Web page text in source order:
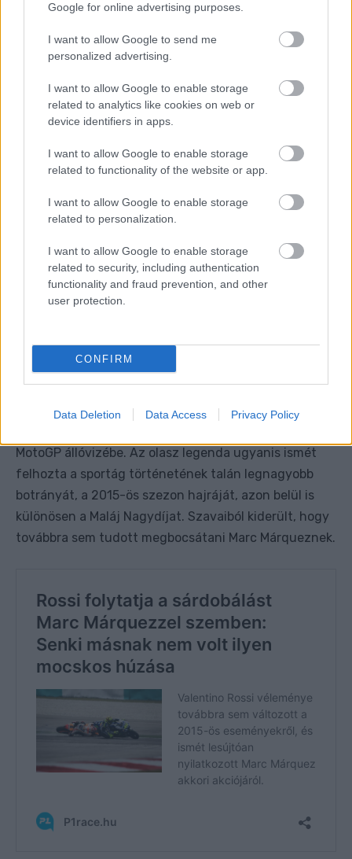
Google for online advertising purposes.
I want to allow Google to send me
personalized advertising.
I want to allow Google to enable storage
related to analytics like cookies on web or
device identifiers in apps.
I want to allow Google to enable storage
related to functionality of the website or app.
I want to allow Google to enable storage
related to personalization.
I want to allow Google to enable storage
related to security, including authentication
functionality and fraud prevention, and other
user protection.
CONFIRM
Data Deletion Data Access Privacy Policy